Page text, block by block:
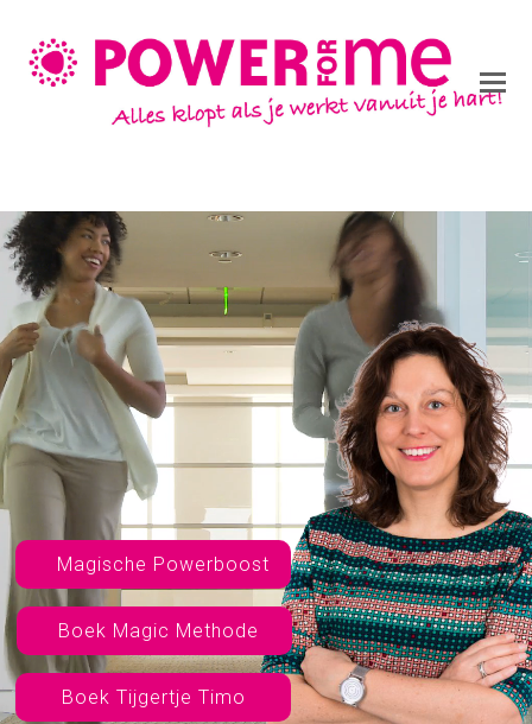
Boek Tijgertje Timo
Boek Magic Methode
Magische Powerboost